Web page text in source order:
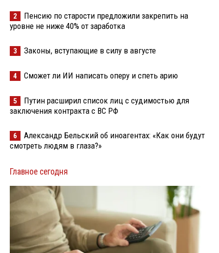
2
Пенсию по старости предложили закрепить на
уровне не ниже 40% от заработка
3 Законы, вступающие в силу в августе
4 Сможет ли ИИ написать оперу и спеть арию
5
Путин расширил список лиц с судимостью для
заключения контракта с ВС РФ
6
Александр Бельский об иноагентах: «Как они будут
смотреть людям в глаза?»
Главное сегодня